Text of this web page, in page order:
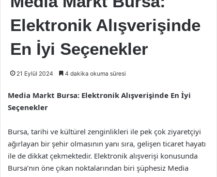
Elektronik Alışverişinde
En İyi Seçenekler
21 Eylül 2024 4 dakika okuma süresi
Media Markt Bursa: Elektronik Alışverişinde En İyi
Seçenekler
Bursa, tarihi ve kültürel zenginlikleri ile pek çok ziyaretçiyi
ağırlayan bir şehir olmasının yanı sıra, gelişen ticaret hayatı
ile de dikkat çekmektedir. Elektronik alışverişi konusunda
Bursa’nın öne çıkan noktalarından biri şüphesiz Media